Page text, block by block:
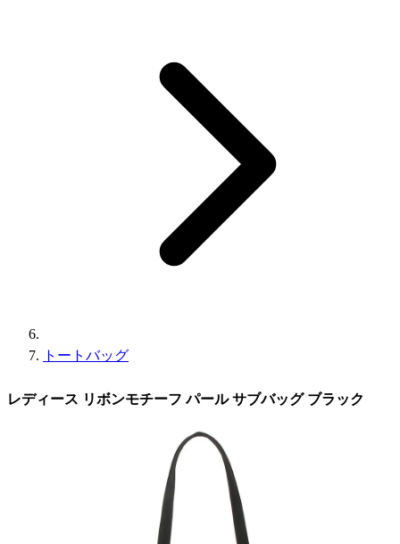
トートバッグ
レディース リボンモチーフ パール サブバッグ ブラック